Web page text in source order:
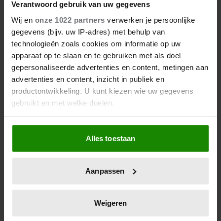
Verantwoord gebruik van uw gegevens
Wij en onze 1022 partners verwerken je persoonlijke
gegevens (bijv. uw IP-adres) met behulp van
technologieën zoals cookies om informatie op uw
apparaat op te slaan en te gebruiken met als doel
gepersonaliseerde advertenties en content, metingen aan
advertenties en content, inzicht in publiek en
productontwikkeling. U kunt kiezen wie uw gegevens
gebruikt en met welke doelen.
Als u het toestaat, willen we ook graag:
Informatie verzamelen over uw geografische
locatie, die tot een paar meter nauwkeurig kan zijn
scannen op specifieke eigenschappen (fingerprinting)
verwerkt en stel uw voorkeuren in het
Alles toestaan
Aanpassen
Weigeren
6 augustus 2026
DER BOOM ZET UITSPRAKEN
RECHT